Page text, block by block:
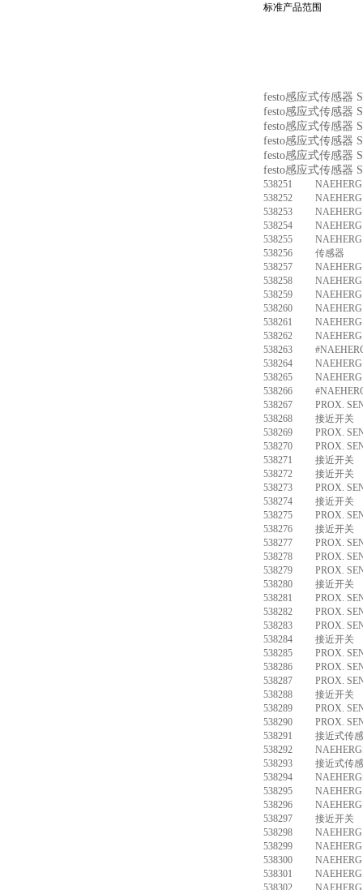
标准产品范围
festo感应式传感器
festo感应式传感器
festo感应式传感器
festo感应式传感器
festo感应式传感器
festo感应式传感器
538251
538252
538253
538254
538255
538256
传感器
538257
538258
538259
538260
538261
538262
538263
538264
538265
538266
538267
PROX.
538268
接近开关
538269
PROX.
538270
PROX.
538271
接近开关
538272
接近开关
538273
PROX.
538274
接近开关
538275
PROX.
538276
接近开关
538277
PROX.
538278
PROX.
538279
PROX.
538280
接近开关
538281
PROX.
538282
PROX.
538283
PROX.
538284
接近开关
538285
PROX.
538286
PROX.
538287
PROX.
538288
接近开关
538289
PROX.
538290
PROX.
538291
接近式传
538292
538293
接近式传
538294
538295
538296
538297
接近开关
538298
538299
538300
538301
538302